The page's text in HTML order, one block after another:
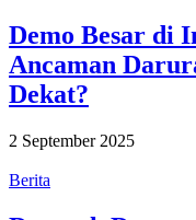
Demo Besar di
Ancaman
Dekat?
2 September 2025
Berita